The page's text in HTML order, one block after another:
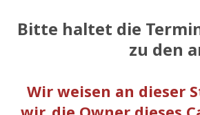
Bitte haltet die
zu den
Wir weisen an dieser